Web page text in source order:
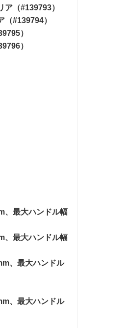
（#139793）
#139794）
）
）
、最大ハンドル幅
、最大ハンドル幅
、最大ハンドル
、最大ハンドル